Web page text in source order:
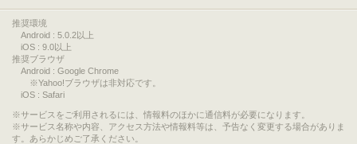
推奨環境
Android : 5.0.2以上
iOS : 9.0以上
推奨ブラウザ
Android : Google Chrome
※Yahoo!ブラウザは非対応です。
iOS : Safari
サービスをご利用されるには、情報料のほかに通信料が必要になります。
サービス名称や内容、アクセス方法や情報料等は、予告なく変更する場合がありま
す。あらかじめご了承ください。